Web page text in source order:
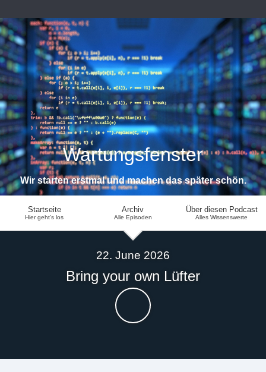
Wartungsfenster
Wir starten erstmal und machen das später schön.
Startseite
Hier geht's los
Archiv
Alle Episoden
Über diesen Podcast
Alles Wissenswerte
22. June 2026
Bring your own Lüfter